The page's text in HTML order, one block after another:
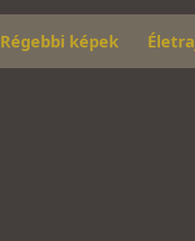
Régebbi képek